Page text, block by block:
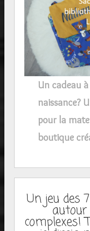
Un cadeau
naissance?
pour la
boutique
Un jeu des
autour
complexes!